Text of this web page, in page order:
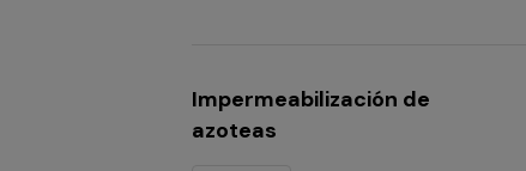
Impermeabilización de
azoteas